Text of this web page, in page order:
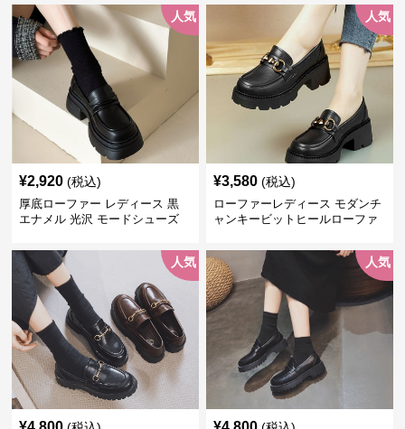
人気
¥2,920 (税込)
厚底ローファー レディース 黒
エナメル 光沢 モードシューズ
人気
¥3,580 (税込)
ローファーレディース モダンチ
ャンキービットヒールローファ
人気 人気